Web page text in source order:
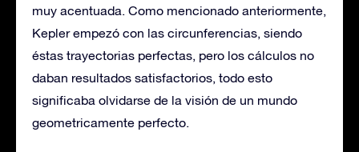
muy acentuada. Como mencionado anteriormente,
Kepler empezó con las circunferencias, siendo
éstas trayectorias perfectas, pero los cálculos no
daban resultados satisfactorios, todo esto
significaba olvidarse de la visión de un mundo
geometricamente perfecto.